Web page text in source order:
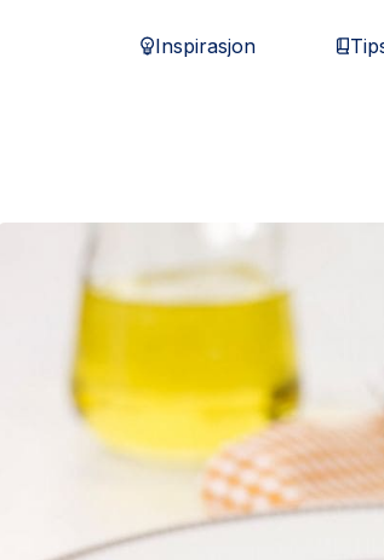
Inspirasjon